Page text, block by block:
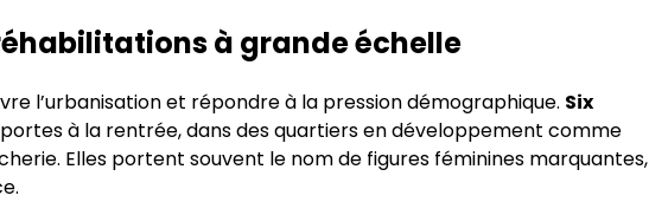
à grande échelle
l’urbanisation et répondre à la pression démographique. Six
à la rentrée, dans des quartiers en développement comme
Elles portent souvent le nom de figures féminines marquantes,